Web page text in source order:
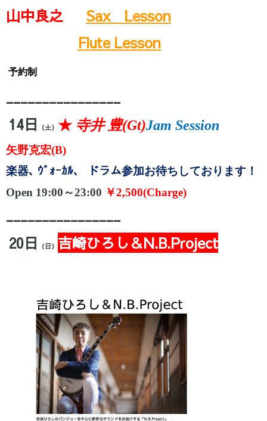
山中良之
Sax Lesson
Flute Lesson
予約制
________________
14日
（土） ★ 寺井 豊(Gt)Jam Session
矢野克宏(B)
楽器､ ｳﾞｫｰｶﾙ、
ドラム参加お待ちしております！
Open 19:00～23:00 ￥2,500(Charge)
________________
20日
（日） 吉崎ひろし＆N.B.Project